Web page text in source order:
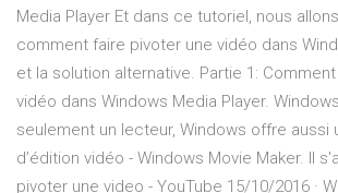
Media Player Et dans ce tutoriel, nous
comment faire pivoter une vidéo dans
et la solution alternative. Partie 1:
vidéo dans Windows Media Player.
seulement un lecteur, Windows offre aussi
d’édition vidéo - Windows Movie Maker. Il
pivoter une video - YouTube 15/10/2016 ·